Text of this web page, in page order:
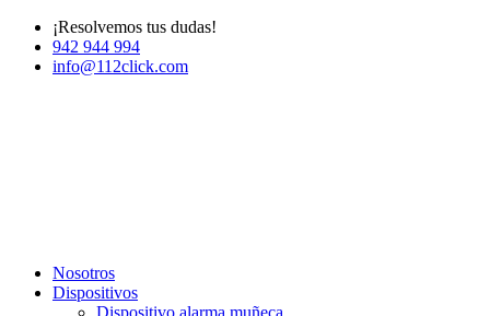
¡Resolvemos tus dudas!
942 944 994
info@112click.com
Nosotros
Dispositivos
Dispositivo alarma muñeca